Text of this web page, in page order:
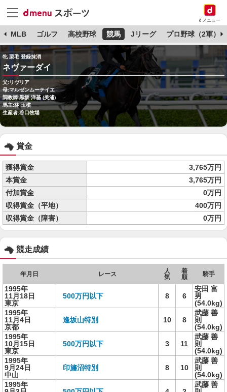
dメニュー
MLB ゴルフ 高校野球 競馬 Jリーグ プロ野球（2軍）
牝 栗毛 登録抹消
ネヴァーダイ
父:リヴリア
母:マルゼンムーテイエ
調教師:黒坂 洋基 (美浦)
馬主:林 玉棋
生産者:谷口牧場
賞金
獲得賞金
3,765万円
本賞金
3,765万円
付加賞金
0万円
収得賞金（平地）
400万円
収得賞金（障害）
0万円
競走成績
年月日 レース
人
気
着
順
騎手
1995年
11月18日
東京
500万円以下 8 6
安田 富
男
(54.0kg)
1995年
11月4日
京都
逢坂山特別 10 8
武藤 善
則
(54.0kg)
1995年
10月15日
東京
500万円以下 3 11
武藤 善
則
(54.0kg)
1995年
9月24日
中山
印旛沼特別 8 10
武藤 善
則
(54.0kg)
1995年
武藤 善